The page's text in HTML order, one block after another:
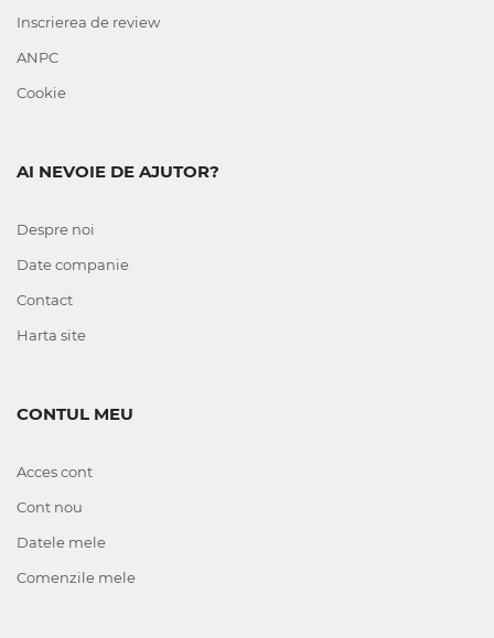
Inscrierea de review
ANPC
Cookie
AI NEVOIE DE AJUTOR?
Despre noi
Date companie
Contact
Harta site
CONTUL MEU
Acces cont
Cont nou
Datele mele
Comenzile mele